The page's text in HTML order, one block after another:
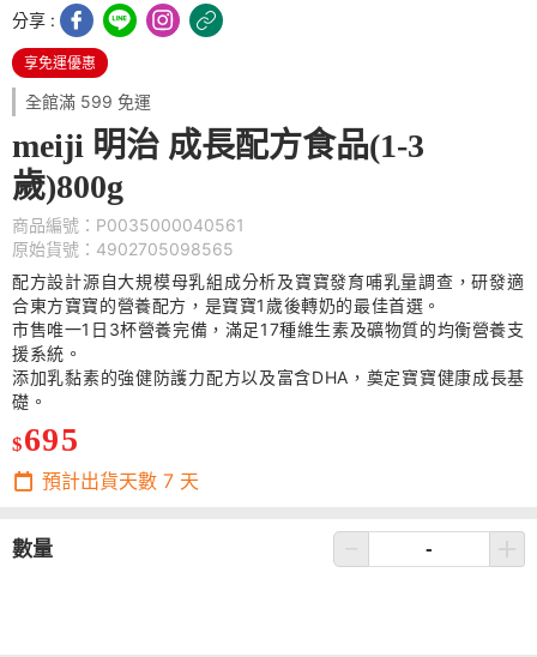
分享 :
享免運優惠
全館滿 599 免運
meiji 明治 成長配方食品(1-3
歲)800g
商品編號：P0035000040561
原始貨號：4902705098565
配方設計源自大規模母乳組成分析及寶寶發育哺乳量調查，研發適
合東方寶寶的營養配方，是寶寶1歲後轉奶的最佳首選。
市售唯一1日3杯營養完備，滿足17種維生素及礦物質的均衡營養支
援系統。
添加乳黏素的強健防護力配方以及富含DHA，奠定寶寶健康成長基
礎。
$695
預計出貨天數 7 天
數量